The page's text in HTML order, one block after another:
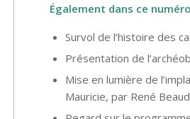
Également dans ce numéro
Survol de l’histoire des
Présentation de
Mise en lumière de
Mauricie, par René